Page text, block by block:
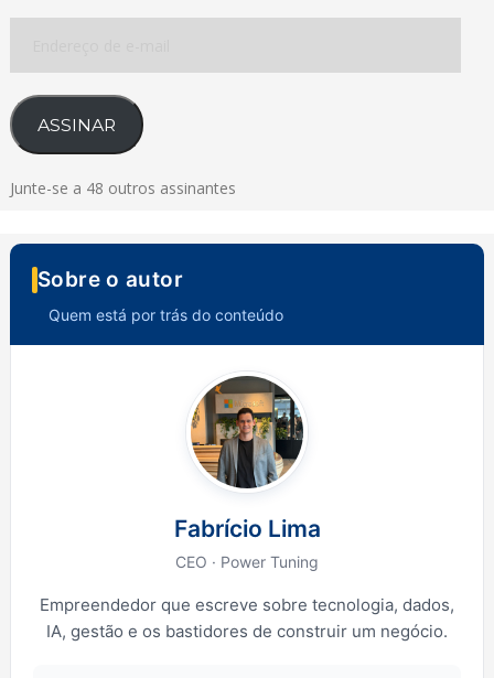
e-
mail
ASSINAR
Junte-se a 48 outros assinantes
Sobre o autor
Quem está por trás do conteúdo
Fabrício Lima
CEO · Power Tuning
Empreendedor que escreve sobre tecnologia, dados,
IA, gestão e os bastidores de construir um negócio.